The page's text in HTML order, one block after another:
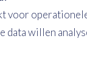
voor
willen